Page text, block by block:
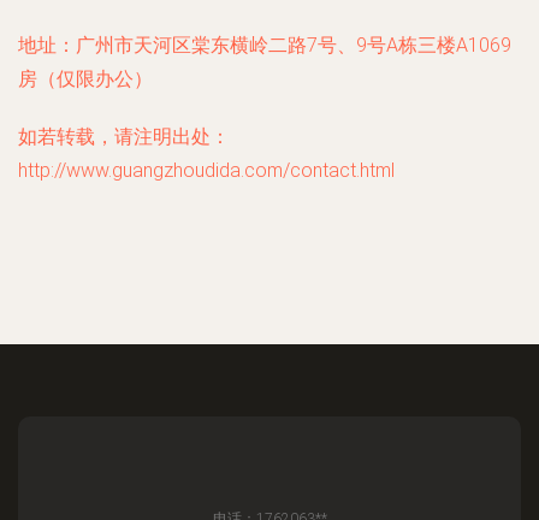
地址：广州市天河区棠东横岭二路7号、9号A栋三楼A1069
房（仅限办公）
如若转载，请注明出处：
http://www.guangzhoudida.com/contact.html